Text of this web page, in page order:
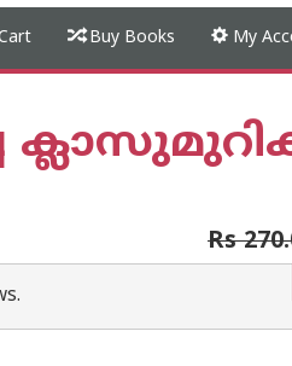
Buy Books My
Rs